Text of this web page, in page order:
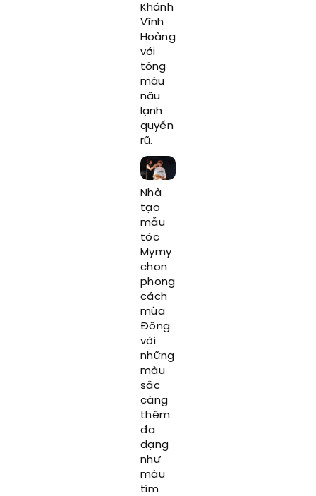
Khánh
Vĩnh
Hoàng
với
tông
màu
nâu
lạnh
quyến
rũ.
Nhà
tạo
mẫu
tóc
Mymy
chọn
phong
cách
mùa
Đông
với
những
màu
sắc
càng
thêm
đa
dạng
như
màu
tím